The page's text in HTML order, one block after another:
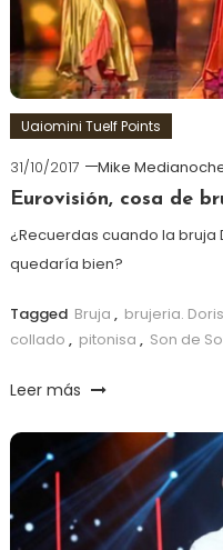
Uaiomini Tuelf Points
31/10/2017
Mike
Eurovisión, cosa de
¿Recuerdas cuando la bruja
quedaría bien?
Tagged Bruja , brujeria. Doris
collado , pitonisa , Son de
Leer más